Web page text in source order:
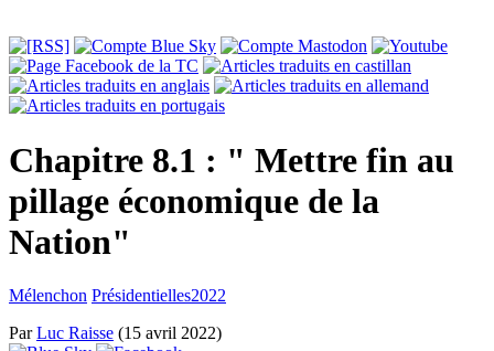
Chapitre 8.1 : " Mettre fin au
pillage économique de la
Nation"
Mélenchon Présidentielles2022
ParLuc Raisse (15 avril 2022)